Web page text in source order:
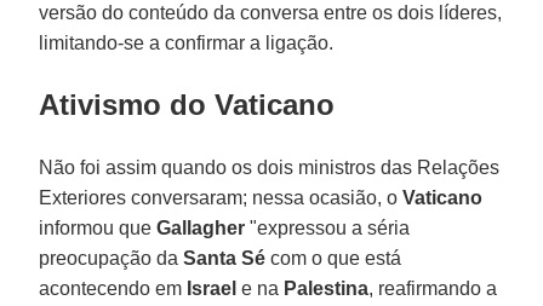
versão do conteúdo da conversa entre os dois líderes,
limitando-se a confirmar a ligação.
Ativismo do Vaticano
Não foi assim quando os dois ministros das Relações
Exteriores conversaram; nessa ocasião, oVaticano
informou queGallagher "expressou a séria
preocupação daSanta Sé com o que está
acontecendo em Israel e na Palestina, reafirmando a